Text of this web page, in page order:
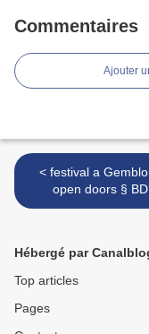
Commentaires
Ajouter
< festival a Gembloux (
open doors §
Hébergé par
Top articles
Pages